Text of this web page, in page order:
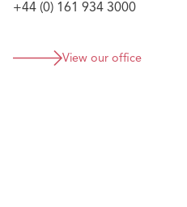
+44 (0) 161 934 3000
View our office